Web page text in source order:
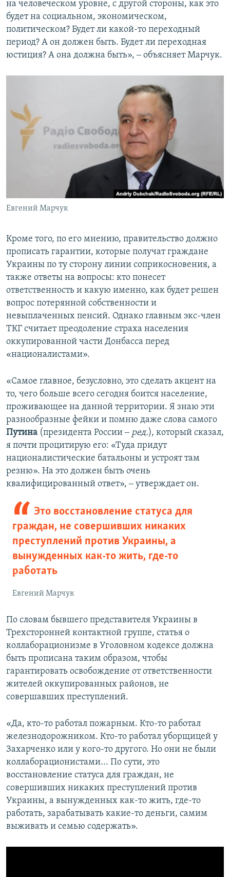
на человеческом уровне, с другой стороны, как это
будет на социальном, экономическом,
политическом? Будет ли какой-то переходный
период? А он должен быть. Будет ли переходная
юстиция? А она должна быть», ‒ объясняет Марчук.
Евгений Марчук
Кроме того, по его мнению, правительство должно
прописать гарантии, которые получат граждане
Украины по ту сторону линии соприкосновения, а
также ответы на вопросы: кто понесет
ответственность и какую именно, как будет решен
вопрос потерянной собственности и
невыплаченных пенсий. Однако главным экс-член
ТКГ считает преодоление страха населения
оккупированной части Донбасса перед
«националистами».
«Самое главное, безусловно, это сделать акцент на
то, чего больше всего сегодня боится население,
проживающее на данной территории. Я знаю эти
разнообразные фейки и помню даже слова самого
Путина (президента России ‒ ред.), который сказал,
я почти процитирую его: «Туда придут
националистические батальоны и устроят там
резню». На это должен быть очень
квалифицированный ответ», ‒ утверждает он.
Это восстановление статуса для
граждан, не совершивших никаких
преступлений против Украины, а
вынужденных как-то жить, где-то
работать
Евгений Марчук
По словам бывшего представителя Украины в
Трехсторонней контактной группе, статья о
коллаборационизме в Уголовном кодексе должна
быть прописана таким образом, чтобы
гарантировать освобождение от ответственности
жителей оккупированных районов, не
совершавших преступлений.
«Да, кто-то работал пожарным. Кто-то работал
железнодорожником. Кто-то работал уборщицей у
Захарченко или у кого-то другого. Но они не были
коллаборационистами... По сути, это
восстановление статуса для граждан, не
совершивших никаких преступлений против
Украины, а вынужденных как-то жить, где-то
работать, зарабатывать какие-то деньги, самим
выживать и семью содержать».